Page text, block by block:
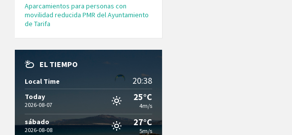
Aparcamientos para personas con
movilidad reducida PMR del Ayuntamiento
de Tarifa
EL TIEMPO
Local Time 20:38
Today
2026-08-07
25°C
4m/s
sábado
2026-08-08
27°C
5m/s